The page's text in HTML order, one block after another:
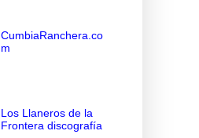
CumbiaRanchera.co
m
Los Llaneros de la
Frontera discografía